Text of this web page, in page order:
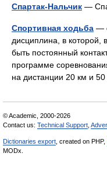
Спартак-Нальчик —
Спортивная ходьба —
дисциплина, в которой,
быть постоянный
программе
на дистанции 20 км и
© Academic, 2000-2026
Contact us: Technical Support
Dictionaries export , created on PHP,
MODx.